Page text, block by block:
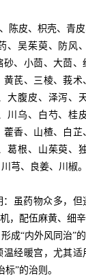
皮、枳壳、青皮
、吴茱萸、防风
、小茴、大茴、
黄芪、三棱、莪
大腹皮、泽泻、
川乌、白芍、桂
香、山楂、白芷
葛根、山茱萸、
芎、良姜、川椒。
药物众多，但
，配伍麻黄、细
成“内外风同治”
温经暖宫，尤其
”的治则。